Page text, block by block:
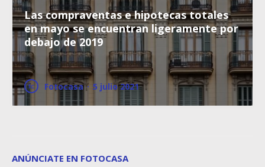
Las compraventas e hipotecas totales
en mayo se encuentran ligeramente por
debajo de 2019
Fotocasa · 5 julio 2021
ANÚNCIATE EN FOTOCASA